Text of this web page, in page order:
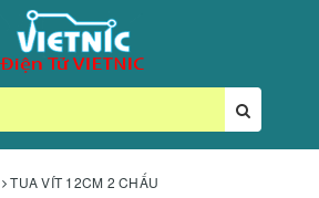
TUA VÍT 12CM 2 CHẤU